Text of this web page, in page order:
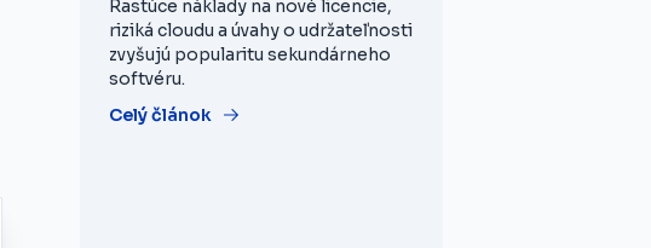
Rastúce náklady na nové licencie,
riziká cloudu a úvahy o udržateľnosti
zvyšujú popularitu sekundárneho
softvéru.
Celý článok